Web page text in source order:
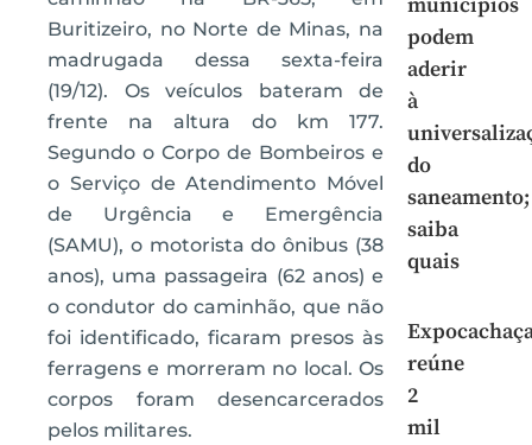
Buritizeiro, no Norte de Minas, na
madrugada dessa sexta-feira
(19/12). Os veículos bateram de
frente na altura do km 177.
Segundo o Corpo de Bombeiros e
o Serviço de Atendimento Móvel
de Urgência e Emergência
(SAMU), o motorista do ônibus (38
anos), uma passageira (62 anos) e
o condutor do caminhão, que não
foi identificado, ficaram presos às
ferragens e morreram no local. Os
corpos foram desencarcerados
pelos militares.
podem
aderir
à
do
saneamento;
saiba
quais
reúne
2
mil